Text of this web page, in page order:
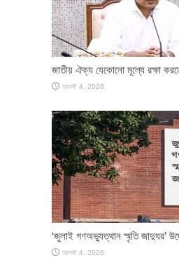
জাতীয় ঐক্য যেকোনো মূল্যে রক্ষা
আগস্ট 4, 2026
‘জুলাই গণঅভ্যুত্থান স্মৃতি জাদুঘর’
আগস্ট 4, 2026